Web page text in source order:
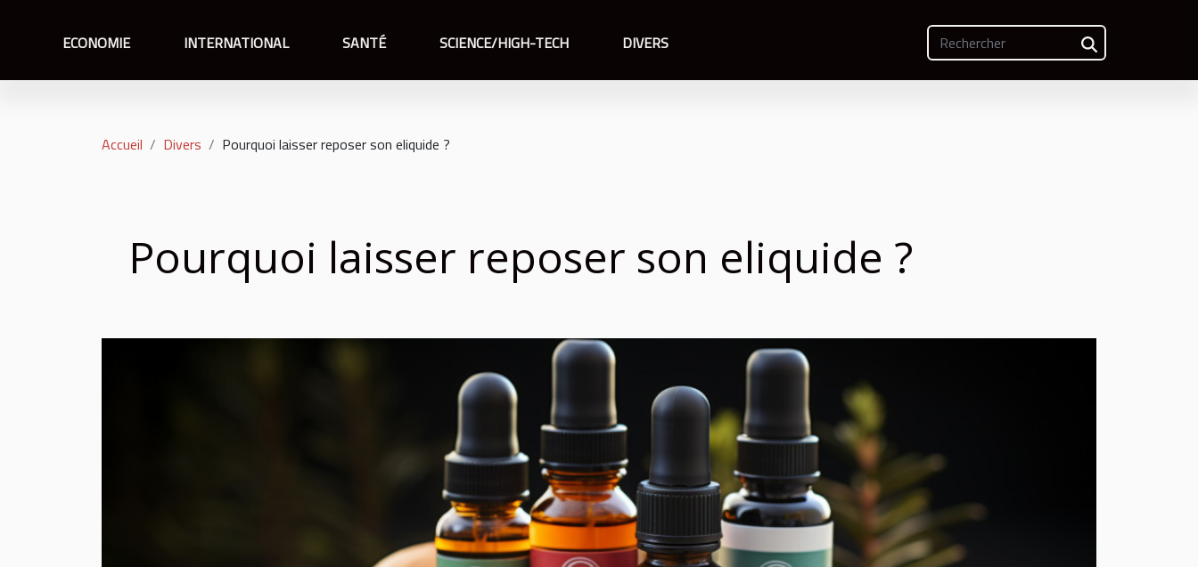
ECONOMIE INTERNATIONAL SANTÉ SCIENCE/HIGH-TECH DIVERS
Accueil Divers Pourquoi laisser reposer son eliquide ?
Pourquoi laisser reposer son eliquide ?